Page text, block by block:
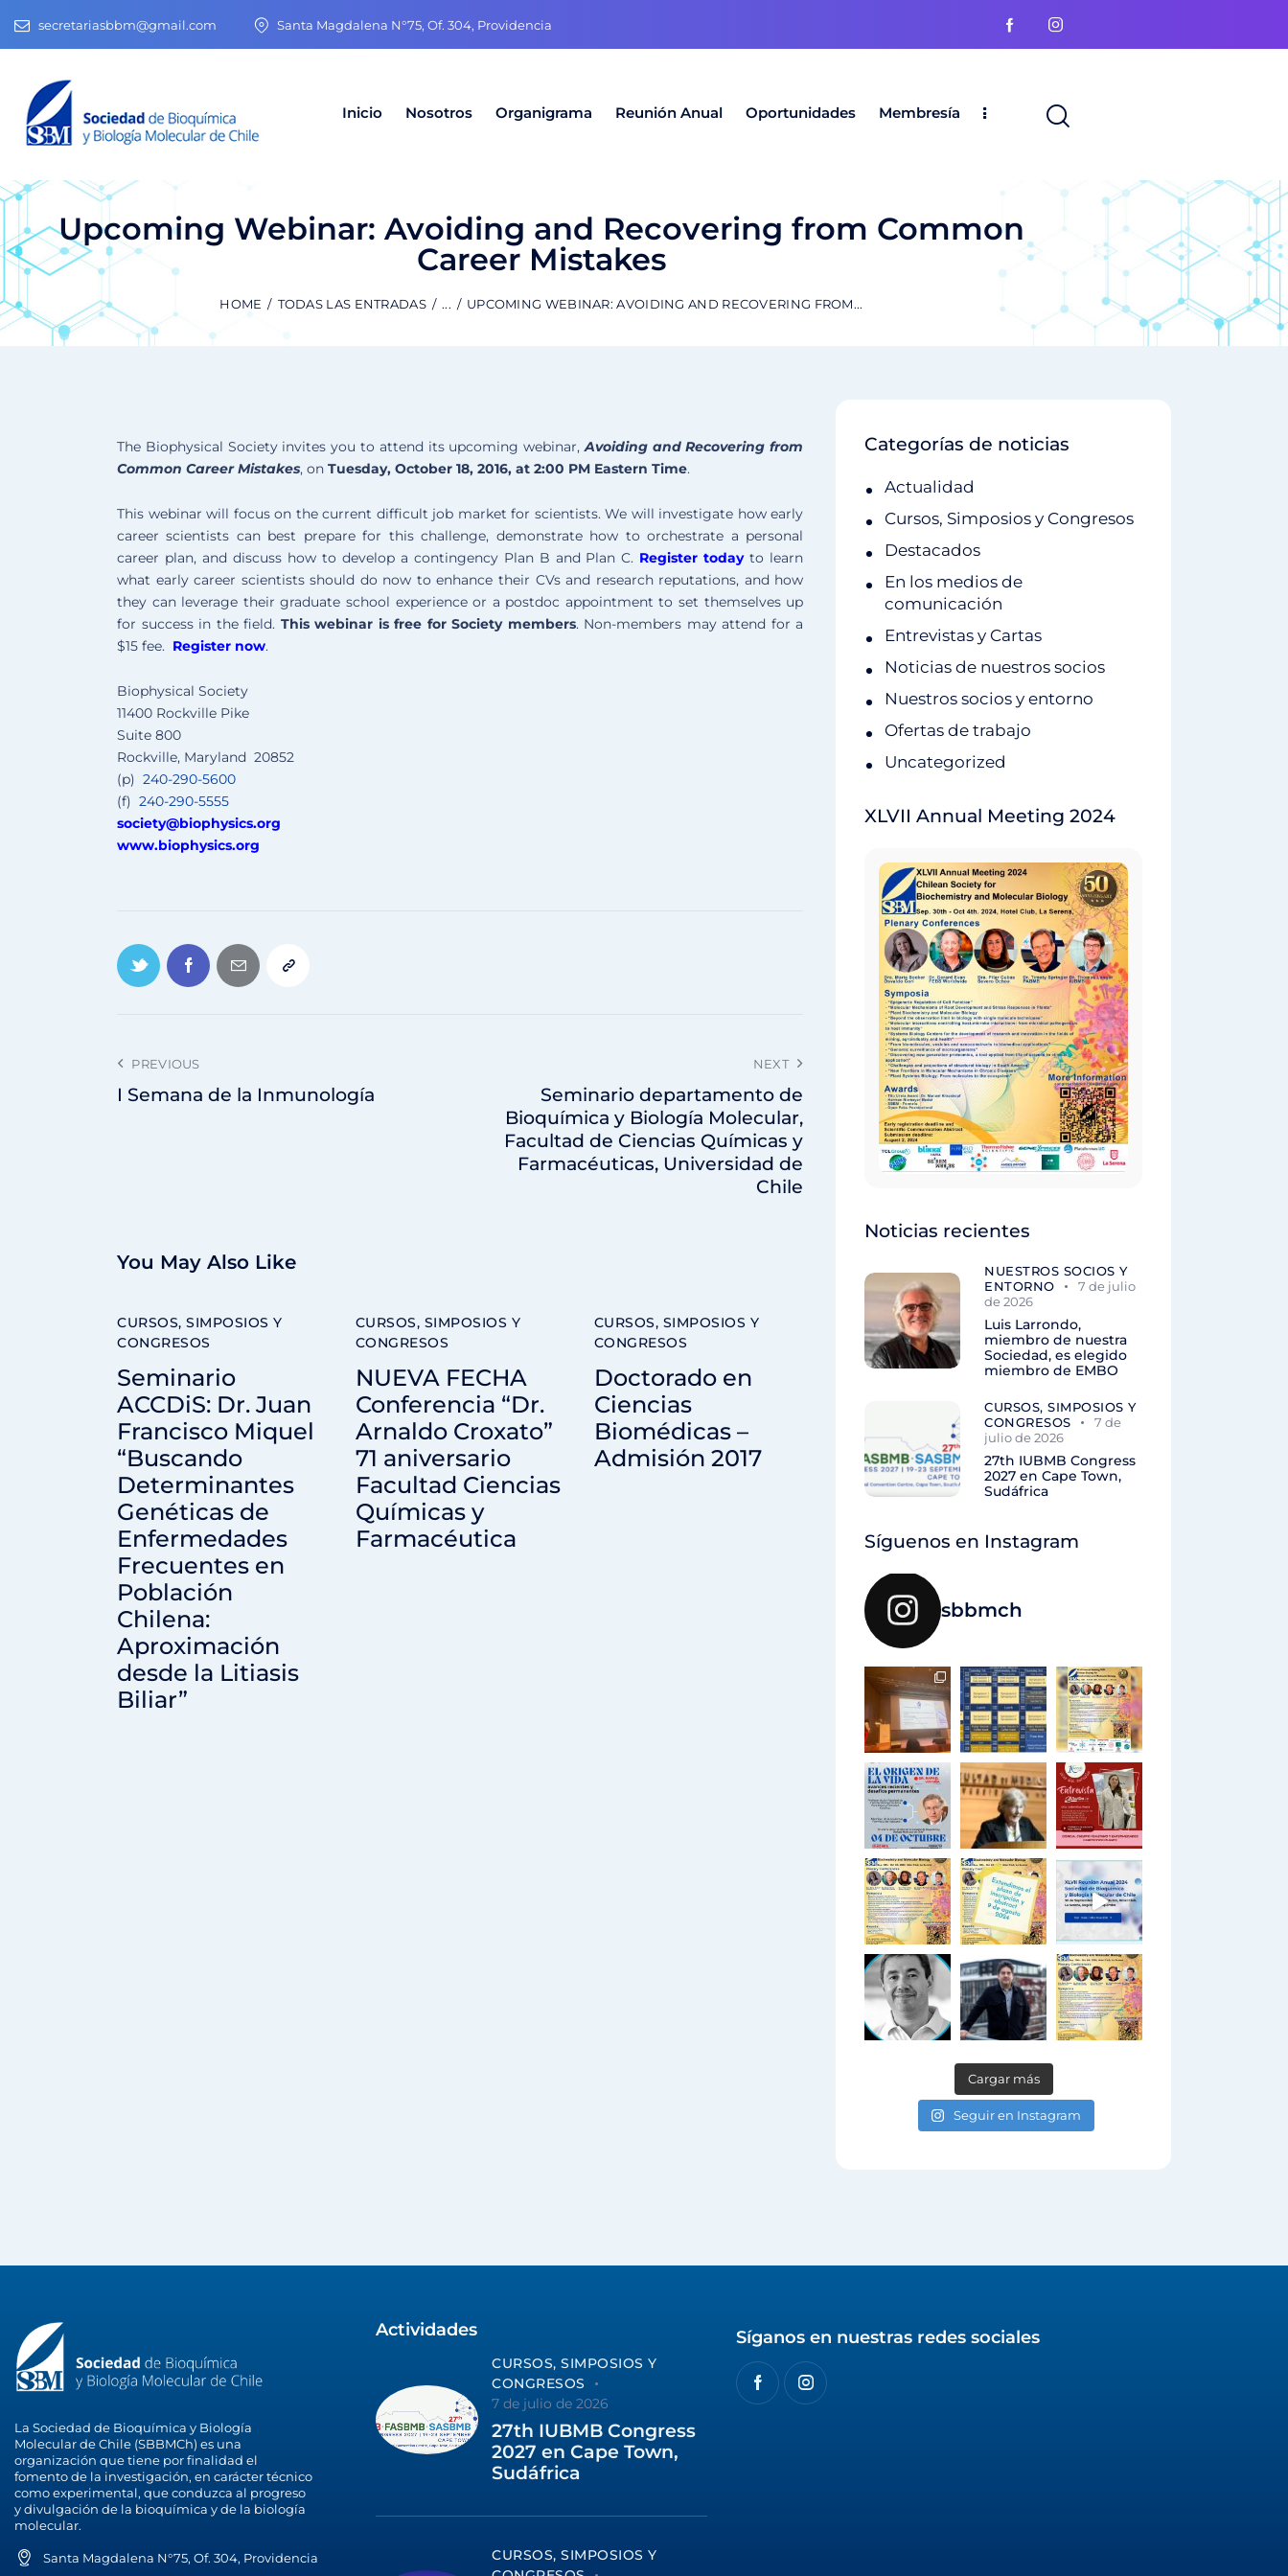
secretariasbbm@gmail.com Santa Magdalena N°75, Of. 304, Providencia
Inicio Nosotros Organigrama Reunión Anual Oportunidades Membresía
Upcoming Webinar: Avoiding and Recovering from Common
Career Mistakes
HOME TODAS LAS ENTRADAS ... UPCOMING WEBINAR: AVOIDING AND RECOVERING FROM...
The Biophysical Society invites you to attend its upcoming webinar,Avoiding and Recovering from
Common Career Mistakes, on Tuesday, October 18, 2016, at 2:00 PM Eastern Time.
This webinar will focus on the current difficult job market for scientists. We will investigate how early
career scientists can best prepare for this challenge, demonstrate how to orchestrate a personal
career plan, and discuss how to develop a contingency Plan B and Plan C. Register todayto learn
what early career scientists should do now to enhance their CVs and research reputations, and how
they can leverage their graduate school experience or a postdoc appointment to set themselves up
for success in the field. This webinar is free for Society members. Non-members may attend for a
$15 fee. Register now.
Biophysical Society
11400 Rockville Pike
Suite 800
Rockville, Maryland 20852
(p) 240-290-5600
(f) 240-290-5555
society@biophysics.org
www.biophysics.org
PREVIOUS
I Semana de la Inmunología
NEXT
Seminario departamento de
Bioquímica y Biología Molecular,
Facultad de Ciencias Químicas y
Farmacéuticas, Universidad de
Chile
You May Also Like
CURSOS, SIMPOSIOS Y
CONGRESOS
Seminario
ACCDiS: Dr. Juan
Francisco Miquel
“Buscando
Determinantes
Genéticas de
Enfermedades
Frecuentes en
Población
Chilena:
Aproximación
desde la Litiasis
Biliar”
CURSOS, SIMPOSIOS Y
CONGRESOS
NUEVA FECHA
Conferencia “Dr.
Arnaldo Croxato”
71 aniversario
Facultad Ciencias
Químicas y
Farmacéutica
CURSOS, SIMPOSIOS Y
CONGRESOS
Doctorado en
Ciencias
Biomédicas –
Admisión 2017
Categorías de noticias
Actualidad
Cursos, Simposios y Congresos
Destacados
En los medios de
comunicación
Entrevistas y Cartas
Noticias de nuestros socios
Nuestros socios y entorno
Ofertas de trabajo
Uncategorized
XLVII Annual Meeting 2024
Noticias recientes
NUESTROS SOCIOS Y
ENTORNO
7 de julio
de 2026
Luis Larrondo,
miembro de nuestra
Sociedad, es elegido
miembro de EMBO
CURSOS, SIMPOSIOS Y
CONGRESOS
7 de
julio de 2026
27th IUBMB Congress
2027 en Cape Town,
Sudáfrica
Síguenos en Instagram
sbbmch
Cargar más
Seguir en Instagram
La Sociedad de Bioquímica y Biología
Molecular de Chile (SBBMCh) es una
organización que tiene por finalidad el
fomento de la investigación, en carácter técnico
como experimental, que conduzca al progreso
y divulgación de la bioquímica y de la biología
molecular.
Santa Magdalena N°75, Of. 304, Providencia
Actividades
CURSOS, SIMPOSIOS Y
CONGRESOS
7 de julio de 2026
27th IUBMB Congress
2027 en Cape Town,
Sudáfrica
CURSOS, SIMPOSIOS Y
Síganos en nuestras redes sociales